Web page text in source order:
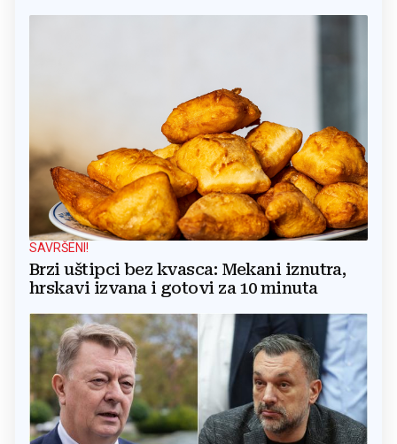
SAVRŠENI!
Brzi uštipci bez kvasca: Mekani iznutra,
hrskavi izvana i gotovi za 10 minuta